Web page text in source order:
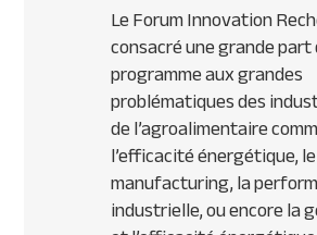
Le Forum Innovation
consacré une grande part
programme aux grandes
problématiques des
de l’agroalimentaire
l’efficacité énergétique, le
manufacturing,la
industrielle, ou encore la